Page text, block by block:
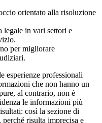
orientato alla risoluzione
legale in vari settori e
per migliorare
esperienze professionali
che non hanno un
al contrario, non è
le informazioni più
così la sezione di
risulta imprecisa e